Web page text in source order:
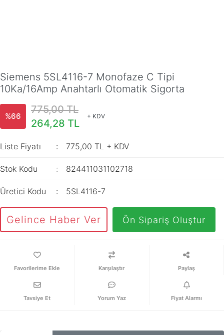
Siemens 5SL4116-7 Monofaze C Tipi
10Ka/16Amp Anahtarlı Otomatik Sigorta
%66
775,00 TL
264,28 TL
+ KDV
Liste Fiyatı 775,00 TL + KDV
Stok Kodu 824411031102718
Üretici Kodu 5SL4116-7
Gelince Haber Ver Ön Sipariş Oluştur
Karşılaştır Paylaş
Tavsiye Et Yorum Yaz Fiyat Alarmı